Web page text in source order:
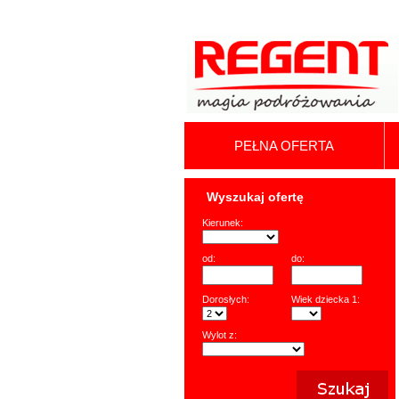
PEŁNA OFERTA
Wyszukaj ofertę
Kierunek:
od: do:
Dorosłych: Wiek dziecka 1:
Wylot z: